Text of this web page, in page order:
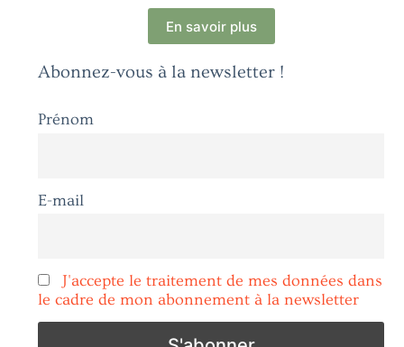
En savoir plus
Abonnez-vous à la newsletter !
Prénom
E-mail
J'accepte le traitement de mes données dans
le cadre de mon abonnement à la newsletter